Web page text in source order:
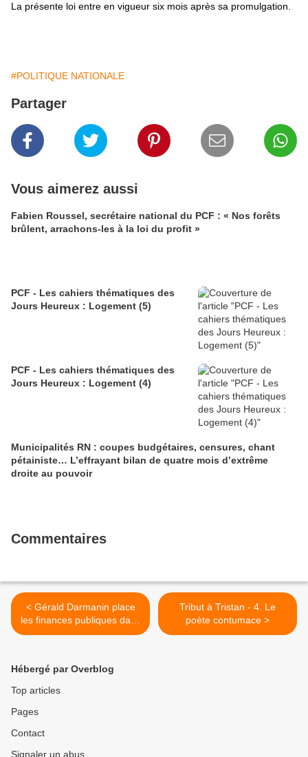
La présente loi entre en vigueur six mois après sa promulgation.
#POLITIQUE NATIONALE
Partager
Vous aimerez aussi
Fabien Roussel, secrétaire national du PCF : « Nos forêts
brûlent, arrachons-les à la loi du profit »
PCF - Les cahiers thématiques des
Jours Heureux : Logement (5)
PCF - Les cahiers thématiques des
Jours Heureux : Logement (4)
Municipalités RN : coupes budgétaires, censures, chant
pétainiste… L’effrayant bilan de quatre mois d’extrême
droite au pouvoir
Commentaires
< Gérald Darmanin place
les finances publiques dans
la seringue de l’austérité -
Sénateur PCF du groupe
CRCE - 17 septembre
Tribut à Tristan - 4. Le
poète contumace >
Hébergé par Overblog
Top articles
Pages
Contact
Signaler un abus